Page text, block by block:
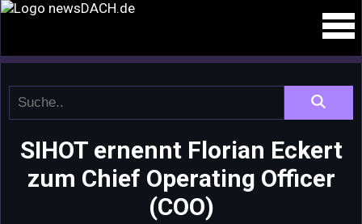
SIHOT ernennt Florian Eckert
zum Chief Operating Officer
(COO)